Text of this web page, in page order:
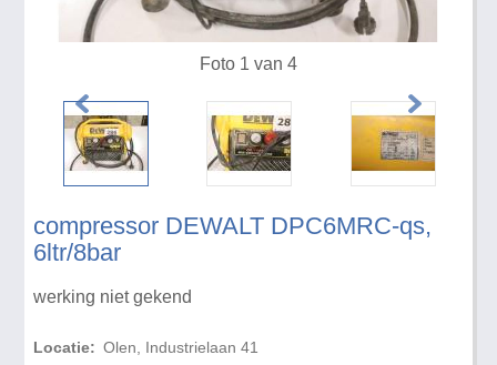
compressor DEWALT DPC6MRC-qs,
6ltr/8bar
werking niet gekend
Locatie: Olen, Industrielaan 41
Foto 1 van 4